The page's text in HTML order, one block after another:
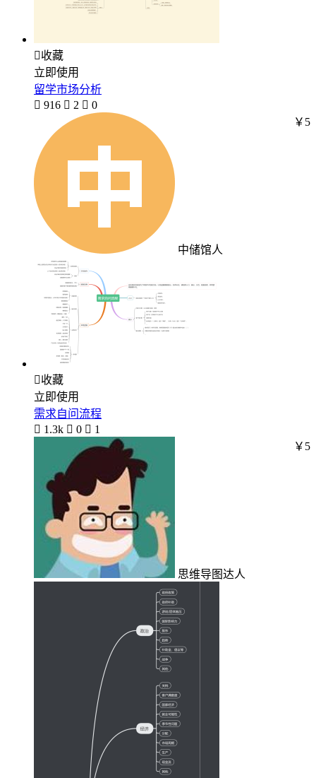
收藏
立即使用
留学市场分析
 916  2  0
中储馆人
￥5
收藏
立即使用
需求自问流程
 1.3k  0  1
思维导图达人
￥5